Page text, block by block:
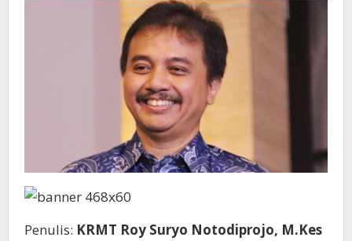
Penulis: KRMT Roy Suryo Notodiprojo, M.Kes